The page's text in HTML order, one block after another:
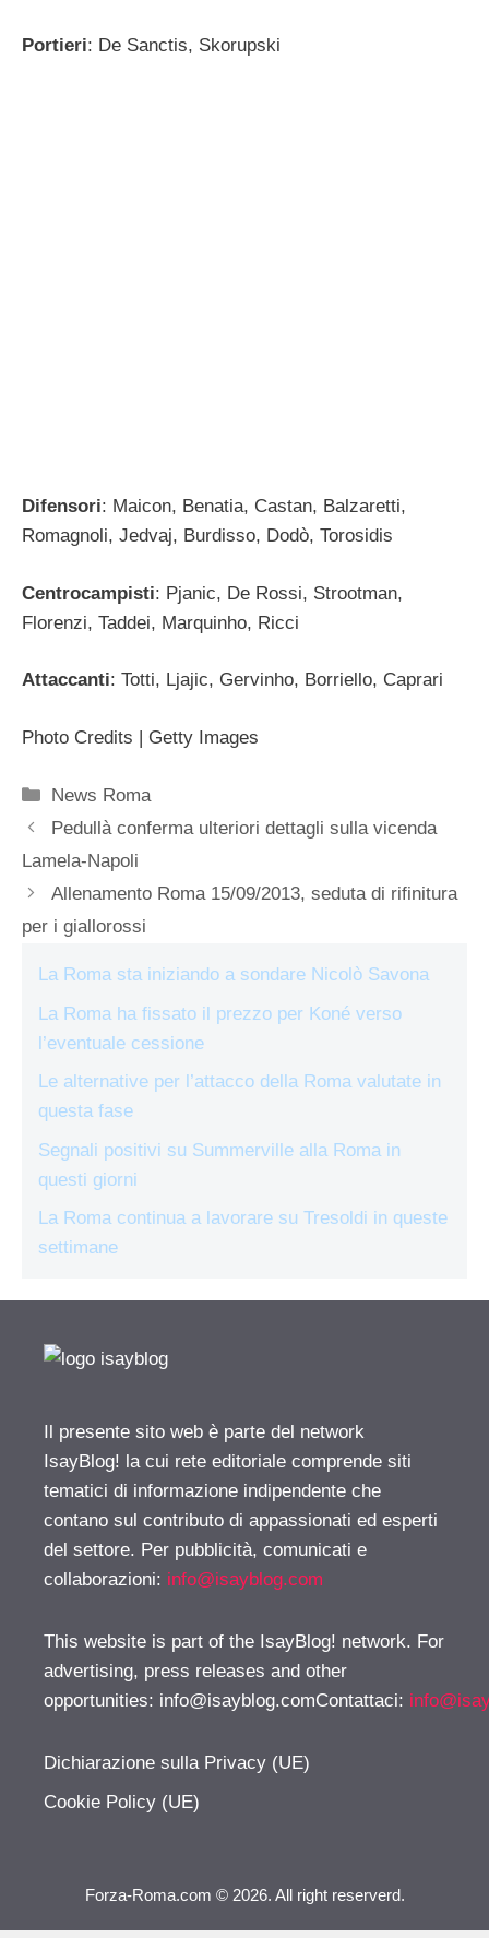
Portieri: De Sanctis, Skorupski
Difensori: Maicon, Benatia, Castan, Balzaretti,
Romagnoli, Jedvaj, Burdisso, Dodò, Torosidis
Centrocampisti: Pjanic, De Rossi, Strootman,
Florenzi, Taddei, Marquinho, Ricci
Attaccanti: Totti, Ljajic, Gervinho, Borriello, Caprari
Photo Credits | Getty Images
Categorie
News Roma
Pedullà conferma ulteriori dettagli sulla vicenda
Lamela-Napoli
Allenamento Roma 15/09/2013, seduta di rifinitura
per i giallorossi
La Roma sta iniziando a sondare Nicolò Savona
La Roma ha fissato il prezzo per Koné verso
l’eventuale cessione
Le alternative per l’attacco della Roma valutate in
questa fase
Segnali positivi su Summerville alla Roma in
questi giorni
La Roma continua a lavorare su Tresoldi in queste
settimane
Il presente sito web è parte del network
IsayBlog! la cui rete editoriale comprende siti
tematici di informazione indipendente che
contano sul contributo di appassionati ed esperti
del settore. Per pubblicità, comunicati e
collaborazioni: info@isayblog.com
This website is part of the IsayBlog! network. For
advertising, press releases and other
opportunities: info@isayblog.comContattaci:
Dichiarazione sulla Privacy (UE)
Cookie Policy (UE)
Forza-Roma.com © 2026. All right reserverd.